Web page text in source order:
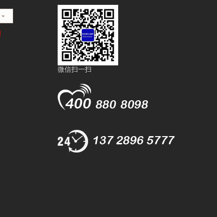
微信扫一扫